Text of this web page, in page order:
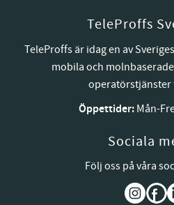
TeleProffs
TeleProffs är idag en av
mobila och
operatörstjänster
Öppettider:Mån-
Sociala
Följ oss på våra